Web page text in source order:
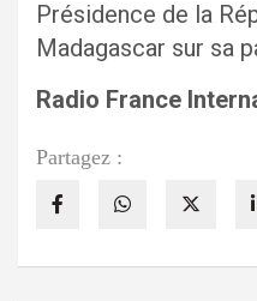
Présidence de la
Madagascar sur sa
Radio France
Partagez :